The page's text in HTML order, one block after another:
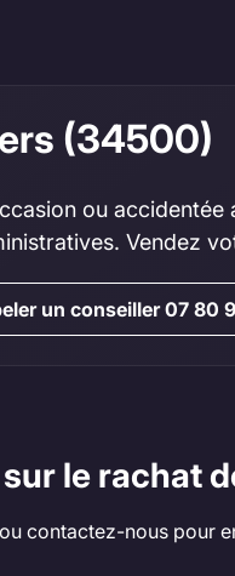
(34500)
ou
Vendez
un conseiller 07 80
le rachat
contactez-nous pour